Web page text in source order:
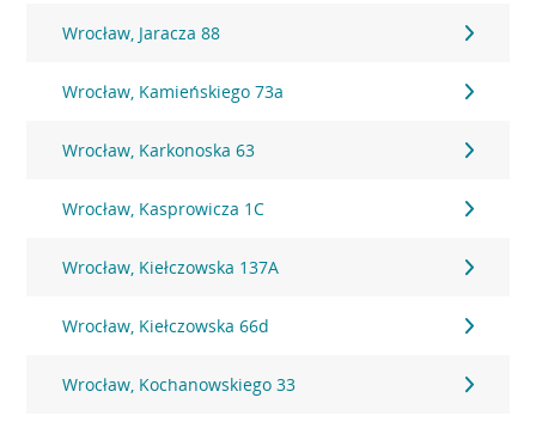
Wrocław, Jaracza 88
Wrocław, Kamieńskiego 73a
Wrocław, Karkonoska 63
Wrocław, Kasprowicza 1C
Wrocław, Kiełczowska 137A
Wrocław, Kiełczowska 66d
Wrocław, Kochanowskiego 33